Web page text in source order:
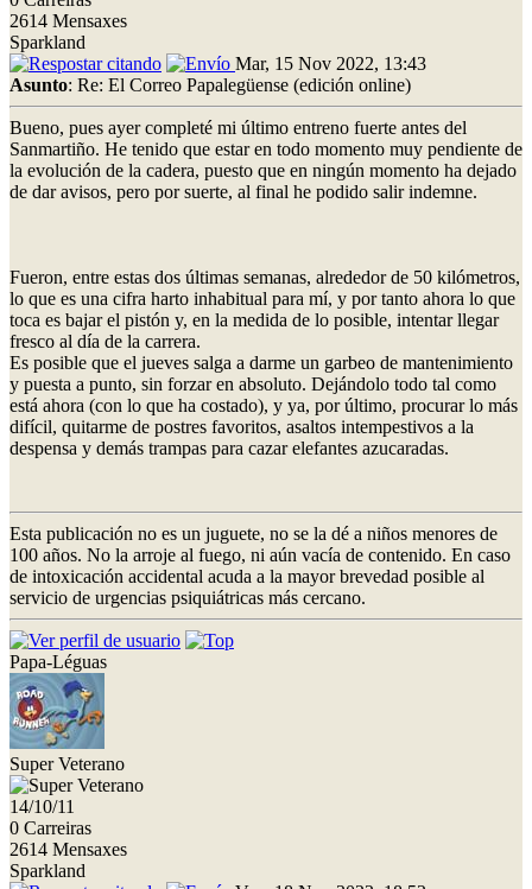
2614 Mensaxes
Sparkland
Mar, 15 Nov 2022, 13:43
Asunto: Re: El Correo Papalegüense (edición online)
Bueno, pues ayer completé mi último entreno fuerte antes del
Sanmartiño. He tenido que estar en todo momento muy pendiente de
la evolución de la cadera, puesto que en ningún momento ha dejado
de dar avisos, pero por suerte, al final he podido salir indemne.
Fueron, entre estas dos últimas semanas, alrededor de 50 kilómetros,
lo que es una cifra harto inhabitual para mí, y por tanto ahora lo que
toca es bajar el pistón y, en la medida de lo posible, intentar llegar
fresco al día de la carrera.
Es posible que el jueves salga a darme un garbeo de mantenimiento
y puesta a punto, sin forzar en absoluto. Dejándolo todo tal como
está ahora (con lo que ha costado), y ya, por último, procurar lo más
difícil, quitarme de postres favoritos, asaltos intempestivos a la
despensa y demás trampas para cazar elefantes azucaradas.
Esta publicación no es un juguete, no se la dé a niños menores de
100 años. No la arroje al fuego, ni aún vacía de contenido. En caso
de intoxicación accidental acuda a la mayor brevedad posible al
servicio de urgencias psiquiátricas más cercano.
Papa-Léguas
Super Veterano
14/10/11
0 Carreiras
2614 Mensaxes
Sparkland